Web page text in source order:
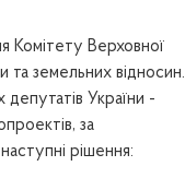
Комітету Верховної
та земельних відносин.
України -
за
рішення: